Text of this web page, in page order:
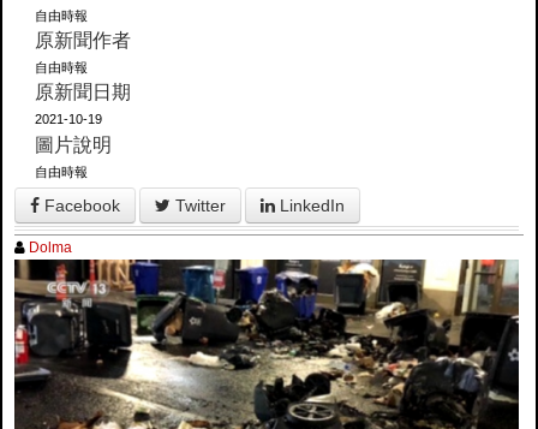
自由時報
原新聞作者
自由時報
原新聞日期
2021-10-19
圖片說明
自由時報
Facebook Twitter LinkedIn
Dolma